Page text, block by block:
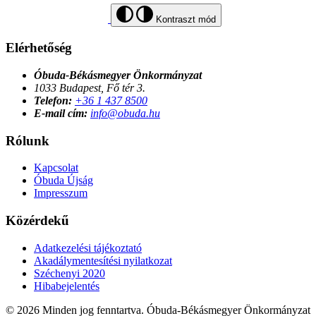
Kontraszt mód
Elérhetőség
Óbuda-Békásmegyer Önkormányzat
1033 Budapest, Fő tér 3.
Telefon: +36 1 437 8500
E-mail cím: info@obuda.hu
Rólunk
Kapcsolat
Óbuda Újság
Impresszum
Közérdekű
Adatkezelési tájékoztató
Akadálymentesítési nyilatkozat
Széchenyi 2020
Hibabejelentés
© 2026 Minden jog fenntartva. Óbuda-Békásmegyer Önkormányzat